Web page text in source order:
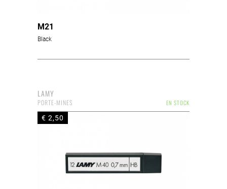
M21
Black
LAMY
EN STOCK
PORTE-MINES
€ 2,50